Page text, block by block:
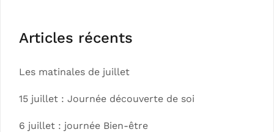
Articles récents
Les matinales de juillet
15 juillet : Journée découverte de soi
6 juillet : journée Bien-être